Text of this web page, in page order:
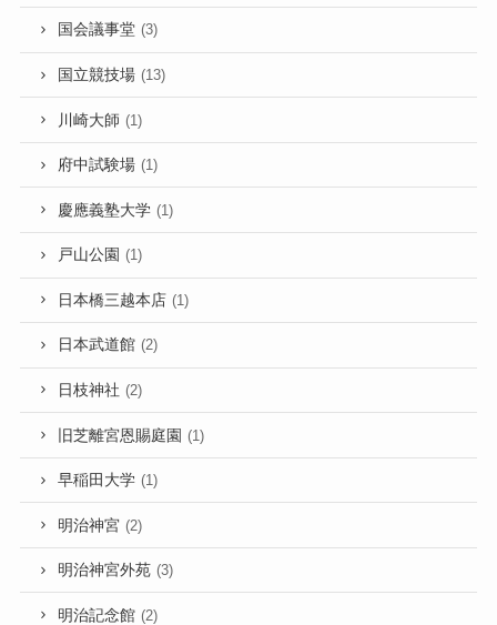
国会議事堂 (3)
国立競技場 (13)
川崎大師 (1)
府中試験場 (1)
慶應義塾大学 (1)
戸山公園 (1)
日本橋三越本店 (1)
日本武道館 (2)
日枝神社 (2)
旧芝離宮恩賜庭園 (1)
早稲田大学 (1)
明治神宮 (2)
明治神宮外苑 (3)
明治記念館 (2)